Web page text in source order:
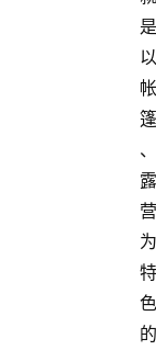
是
以
帐
篷
、
露
营
为
特
色
的